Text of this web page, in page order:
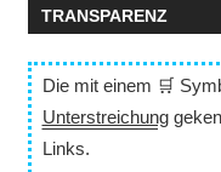
TRANSPARENZ
Die mit einem 🛒
Unterstreichung
Links.